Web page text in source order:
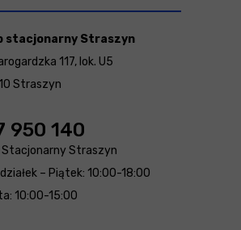
stacjonarny Straszyn
117, lok. U5
Straszyn
950 140
Stacjonarny Straszyn
– Piątek: 10:00-18:00
10:00-15:00